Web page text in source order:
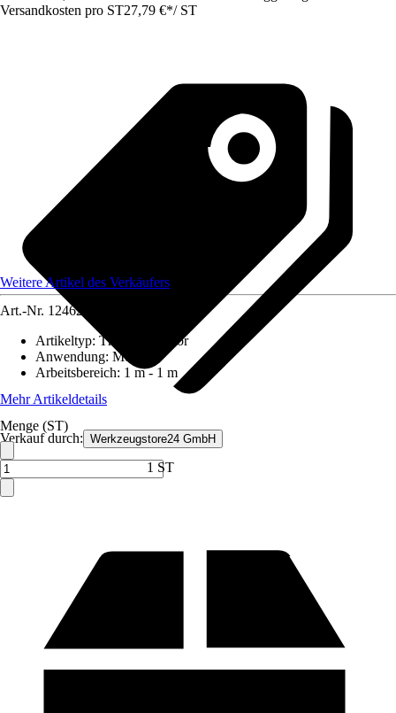
Versandkosten pro ST27,79 €*/ ST
Verkauf durch: Werkzeugstore24 GmbH
Weitere Artikel des Verkäufers
Art.-Nr. 12462849
Artikeltyp: Thermodetektor
Anwendung: Messen
Arbeitsbereich: 1 m - 1 m
Mehr Artikeldetails
Menge (ST)
1 ST